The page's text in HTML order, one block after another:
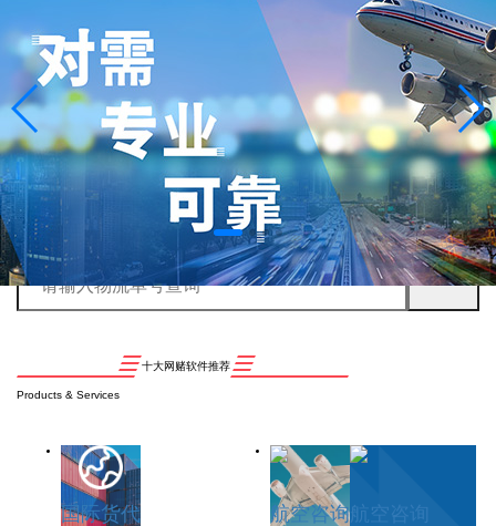
十大网赌软件推荐
Products & Services
国际货代 航空咨询航空咨询